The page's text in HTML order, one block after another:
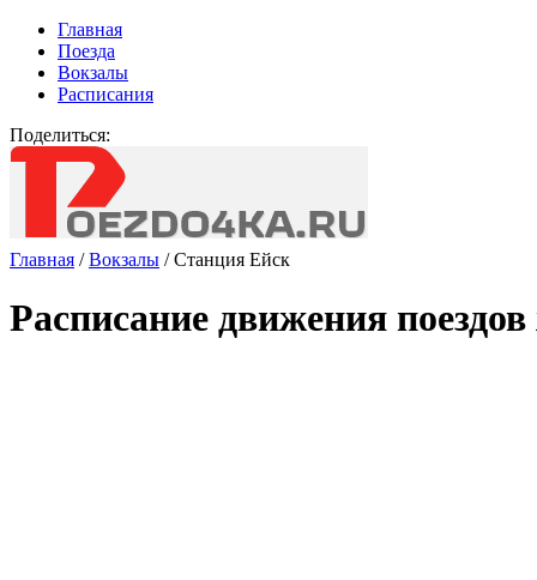
Главная
Поезда
Вокзалы
Расписания
Поделиться:
Главная /Вокзалы /Станция Ейск
Расписание движения